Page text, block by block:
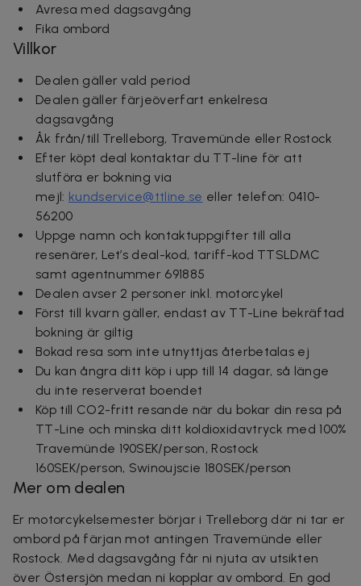
Avresa med dagsavgång
Fika ombord
Villkor
Dealen gällervald period
Dealen gäller färjeöverfart enkelresa
dagsavgång
Åk från/till Trelleborg, Travemünde eller Rostock
Efter köpt deal kontaktar du TT-line för att
slutföra er bokning via
mejl: kundservice@ttline.se eller telefon: 0410-
56200
Uppge namn och kontaktuppgifter till alla
resenärer, Let’s deal-kod, tariff-kod TTSLDMC
samt agentnummer 691885
Dealen avser 2 personer inkl. motorcykel
Först till kvarn gäller, endast av TT-Line bekräftad
bokning är giltig
Bokad resa som inte utnyttjas återbetalas ej
Du kan ångra ditt köp i upp till 14 dagar, så länge
du inte reserverat boendet
Köp till CO2-fritt resande när du bokar din resa på
TT-Line och minska ditt koldioxidavtryck med 100%
Travemünde 190SEK/person, Rostock
160SEK/person, Swinoujscie 180SEK/person
Mer om dealen
Er motorcykelsemester börjar i Trelleborg där ni tar er
ombord på färjan mot antingen Travemünde eller
Rostock. Med dagsavgång får ni njuta av utsikten
över Östersjön medan ni kopplar av ombord. En god